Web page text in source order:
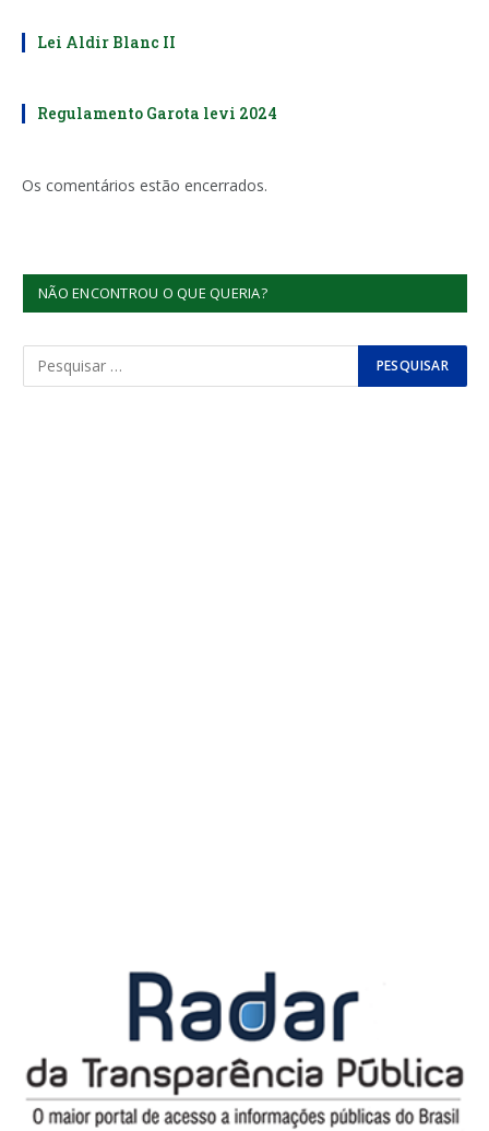
Lei Aldir Blanc II
Regulamento Garota levi 2024
Os comentários estão encerrados.
NÃO ENCONTROU O QUE QUERIA?